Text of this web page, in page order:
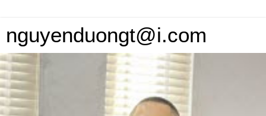
nguyenduongt@i.com